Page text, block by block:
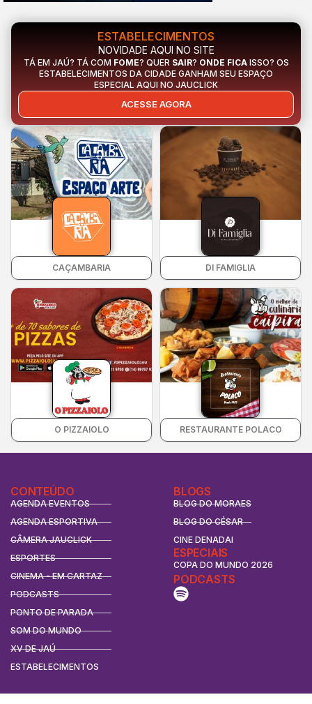
CAÇAMBARIA DI FAMIGLIA
O PIZZAIOLO RESTAURANTE POLACO
ESTABELECIMENTOS
NOVIDADE AQUI NO SITE
TÁ EM JAÚ? TÁ COM FOME? QUER SAIR? ONDE FICAISSO? OS
ESTABELECIMENTOS DA CIDADE GANHAM SEU ESPAÇO
ESPECIAL AQUI NO JAUCLICK
ACESSE AGORA
CONTEÚDO
AGENDA EVENTOS
AGENDA ESPORTIVA
CÂMERA JAUCLICK
ESPORTES
CINEMA - EM CARTAZ
PODCASTS
PONTO DE PARADA
SOM DO MUNDO
XV DE JAÚ
ESTABELECIMENTOS
BLOGS
BLOG DO MORAES
BLOG DO CÉSAR
CINE DENADAI
ESPECIAIS
COPA DO MUNDO 2026
PODCASTS